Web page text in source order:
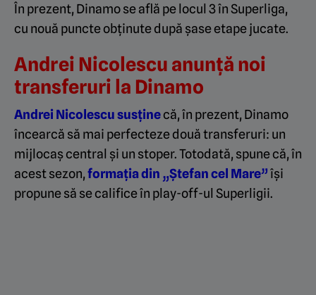
În prezent, Dinamo se află pe locul 3 în Superliga,
cu nouă puncte obținute după șase etape jucate.
Andrei Nicolescu anunță noi
transferuri la Dinamo
Andrei Nicolescu susținecă, în prezent, Dinamo
încearcă să mai perfecteze două transferuri: un
mijlocaș central și un stoper. Totodată, spune că, în
acest sezon,formația din „Ștefan cel Mare”își
propune să se califice în play-off-ul Superligii.